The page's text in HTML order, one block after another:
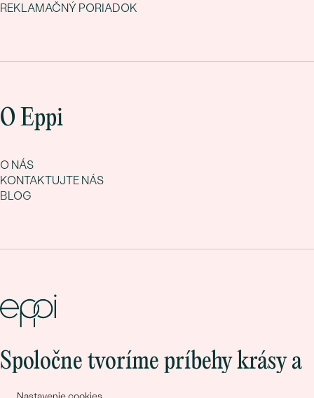
REKLAMAČNÝ PORIADOK
O Eppi
O NÁS
KONTAKTUJTE NÁS
BLOG
Spoločne tvoríme príbehy krásy a
lásky